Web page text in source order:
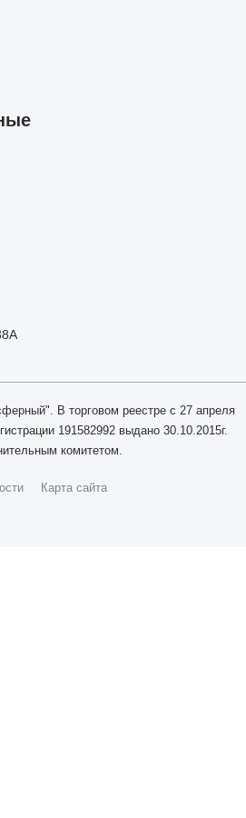
В торговом реестре с 27 апреля
191582992 выдано 30.10.2015г.
комитетом.
Карта сайта